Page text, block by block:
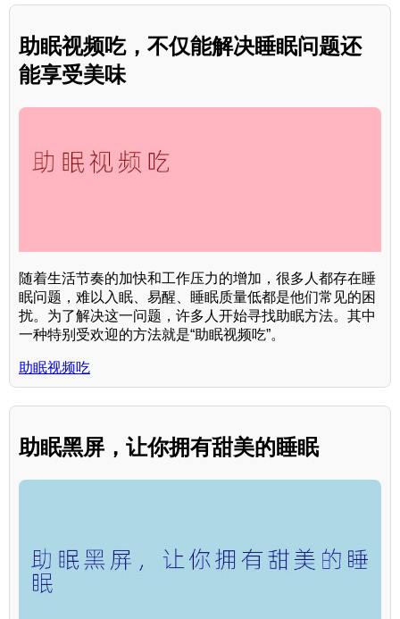
助眠视频吃，不仅能解决睡眠问题还
能享受美味
随着生活节奏的加快和工作压力的增加，很多人都存在睡
眠问题，难以入眠、易醒、睡眠质量低都是他们常见的困
扰。为了解决这一问题，许多人开始寻找助眠方法。其中
一种特别受欢迎的方法就是“助眠视频吃”。
助眠视频吃
助眠黑屏，让你拥有甜美的睡眠